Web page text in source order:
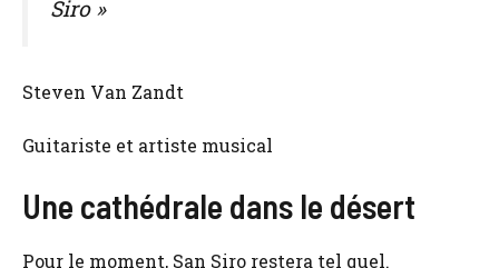
Siro »
Steven Van Zandt
Guitariste et artiste musical
Une cathédrale dans le désert
Pour le moment, San Siro restera tel quel.